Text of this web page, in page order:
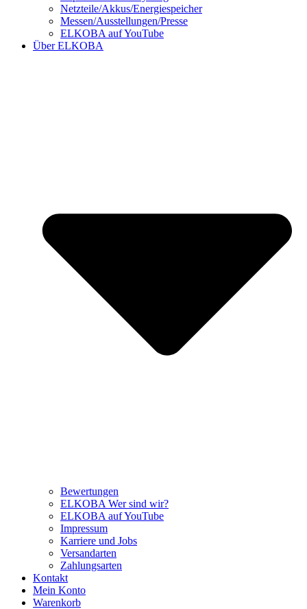
Netzteile/Akkus/Energiespeicher
Messen/Ausstellungen/Presse
ELKOBA auf YouTube
Über ELKOBA
Bewertungen
ELKOBA Wer sind wir?
ELKOBA auf YouTube
Impressum
Karriere und Jobs
Versandarten
Zahlungsarten
Kontakt
Mein Konto
Warenkorb